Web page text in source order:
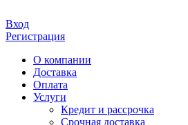
Вход
Регистрация
О компании
Доставка
Оплата
Услуги
Кредит и рассрочка
Срочная доставка